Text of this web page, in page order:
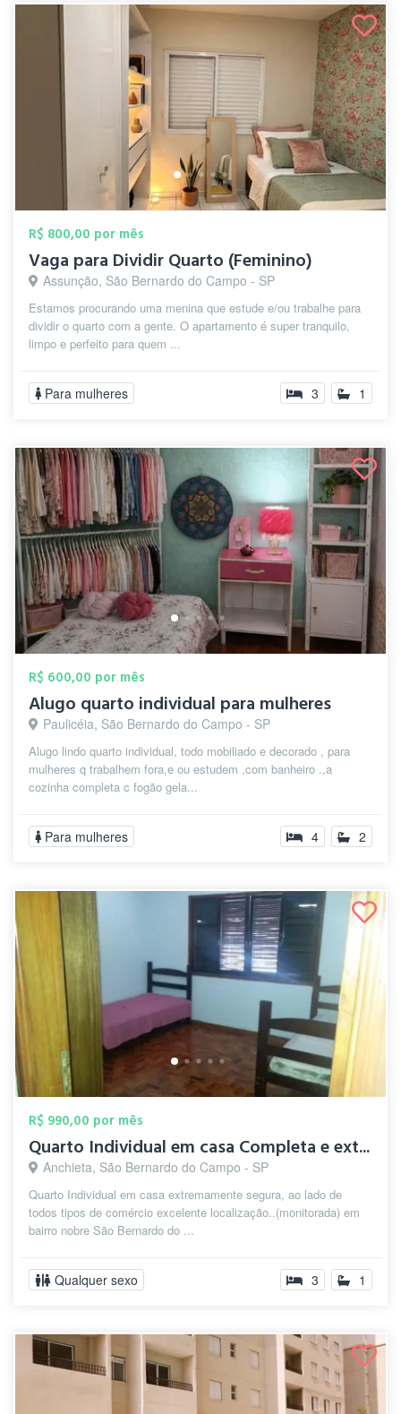
R$ 800,00 por mês
Vaga para Dividir Quarto (Feminino)
Assunção, São Bernardo do Campo - SP
Estamos procurando uma menina que estude e/ou trabalhe para
dividir o quarto com a gente. O apartamento é super tranquilo,
limpo e perfeito para quem ...
Para mulheres 3 1
R$ 600,00 por mês
Alugo quarto individual para mulheres
Paulicéia, São Bernardo do Campo - SP
Alugo lindo quarto individual, todo mobiliado e decorado , para
mulheres q trabalhem fora,e ou estudem ,com banheiro .,a
cozinha completa c fogão gela...
Para mulheres 4 2
R$ 990,00 por mês
Quarto Individual em casa Completa e ext...
Anchieta, São Bernardo do Campo - SP
Quarto Individual em casa extremamente segura, ao lado de
todos tipos de comércio excelente localização..(monitorada) em
bairro nobre São Bernardo do ...
Qualquer sexo 3 1